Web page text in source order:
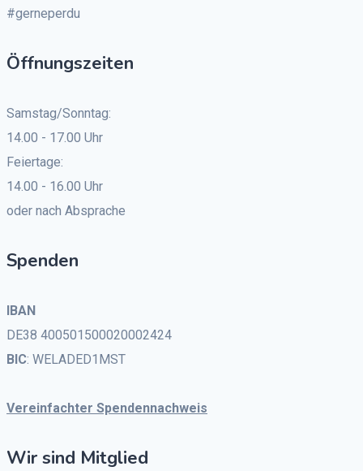
#gerneperdu
Öffnungszeiten
Samstag/Sonntag:
14.00 - 17.00 Uhr
Feiertage:
14.00 - 16.00 Uhr
oder nach Absprache
Spenden
IBAN
DE38 400501500020002424
BIC: WELADED1MST
Vereinfachter Spendennachweis
Wir sind Mitglied